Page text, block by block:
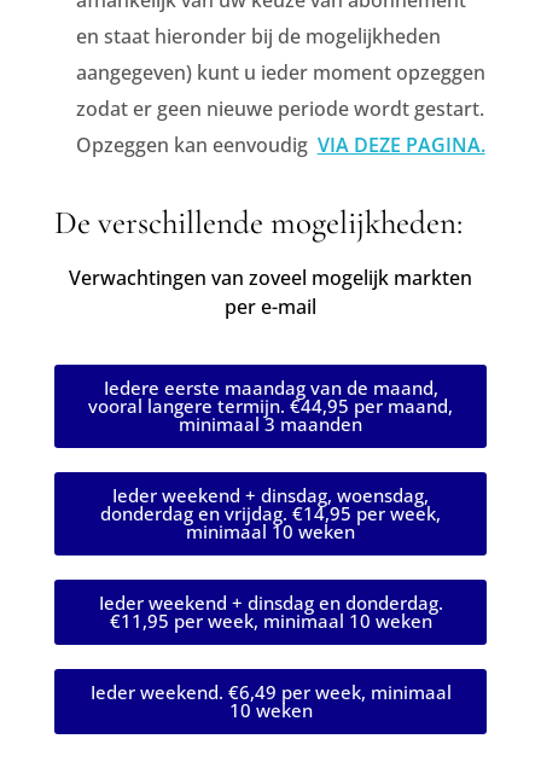
en staat hieronder bij de mogelijkheden
aangegeven) kunt u ieder moment opzeggen
zodat er geen nieuwe periode wordt gestart.
Opzeggen kan eenvoudig VIA DEZE PAGINA.
De verschillende mogelijkheden:
Verwachtingen van zoveel mogelijk markten
per e-mail
Iedere eerste maandag van de maand,
vooral langere termijn. €44,95 per maand,
minimaal 3 maanden
Ieder weekend + dinsdag, woensdag,
donderdag en vrijdag. €14,95 per week,
minimaal 10 weken
Ieder weekend + dinsdag en donderdag.
€11,95 per week, minimaal 10 weken
Ieder weekend. €6,49 per week, minimaal
10 weken